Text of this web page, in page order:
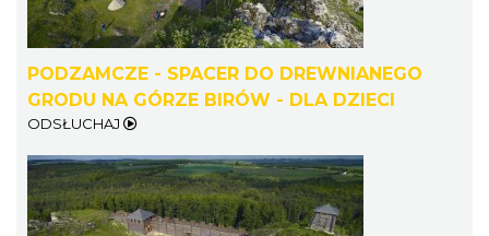
Światowy Festiwal Prażonek w Porębie
Poręba
2026-09-05
13.42 km
PODZAMCZE - SPACER DO DREWNIANEGO
GRODU NA GÓRZE BIRÓW - DLA DZIECI
ODSŁUCHAJ